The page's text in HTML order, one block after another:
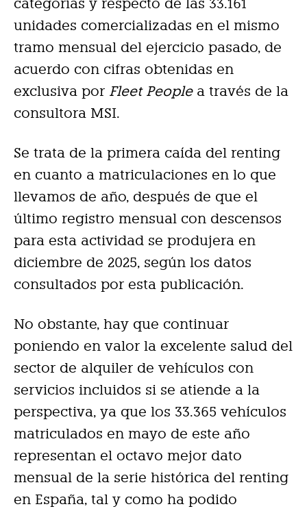
categorías y respecto de las 33.161
unidades comercializadas en el mismo
tramo mensual del ejercicio pasado, de
acuerdo con cifras obtenidas en
exclusiva por Fleet Peoplea través de la
consultora MSI.
Se trata de la primera caída del renting
en cuanto a matriculaciones en lo que
llevamos de año, después de que el
último registro mensual con descensos
para esta actividad se produjera en
diciembre de 2025, según los datos
consultados por esta publicación.
No obstante, hay que continuar
poniendo en valor la excelente salud del
sector de alquiler de vehículos con
servicios incluidos si se atiende a la
perspectiva, ya que los 33.365 vehículos
matriculados en mayo de este año
representan el octavo mejor dato
mensual de la serie histórica del renting
en España, tal y como ha podido